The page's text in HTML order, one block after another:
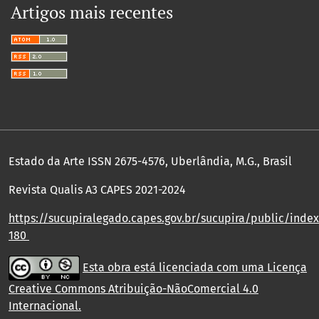
Artigos mais recentes
Estado da Arte ISSN 2675-4576, Uberlândia, M.G., Brasil
Revista Qualis A3 CAPES 2021-2024
https://sucupiralegado.capes.gov.br/sucupira/public/
180
Esta obra está licenciada com uma Licença
Creative Commons Atribuição-NãoComercial 4.0
Internacional.